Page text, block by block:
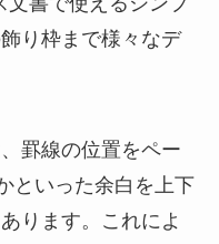
り枠まで様々なデ
罫線の位置をペー
といった余白を上下
ります。これによ